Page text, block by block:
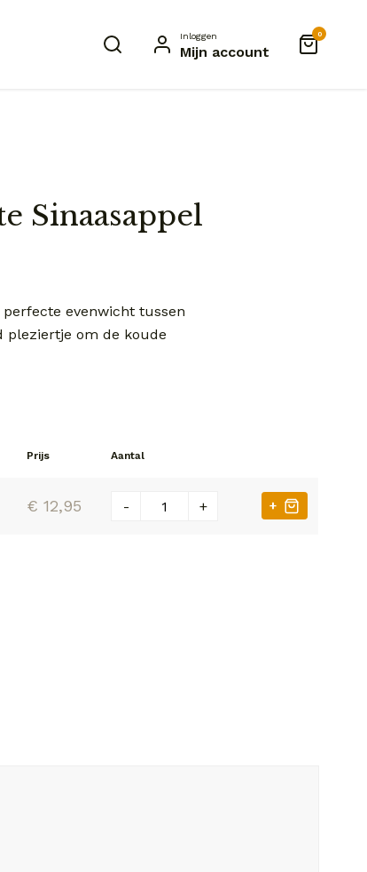
Inloggen
Mijn account
0
Sinaasappel
evenwicht tussen
pleziertje om de koude
Prijs Aantal
€ 12,95 - + +